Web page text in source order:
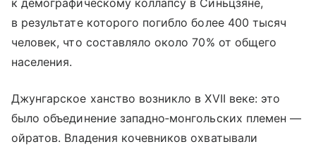
в результате которого погибло более 400 тысяч
человек, что составляло около 70% от общего
населения.
Джунгарское ханство возникло в XVII веке: это
было объединение западно‑монгольских племен —
ойратов. Владения кочевников охватывали